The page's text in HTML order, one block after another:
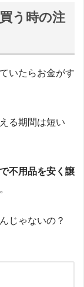
う時の注
いたらお金がす
る期間は短い
不用品を安く譲
じゃないの？